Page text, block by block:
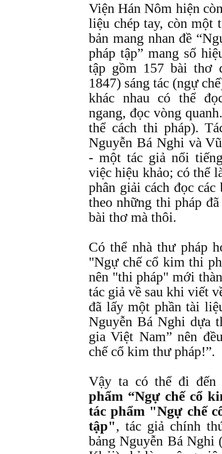
Viện Hán Nôm hiện
liệu chép tay, còn một
bản mang nhan đề
pháp tập” mang số
tập gồm 157 bài thơ
1847) sáng tác (ngự
khác nhau có thể
ngang, đọc vòng
thể cách thi pháp).
Nguyễn Bá Nghi và
- một tác giả nổi
việc hiệu khảo; có thể
phân giải cách đọc
theo những thi pháp
bài thơ mà thôi.
Có thể nhà thư pháp
"Ngự chế cổ kim thi
nên "thi pháp" mới
tác giả về sau khi viết
đã lấy một phần tài
Nguyễn Bá Nghi dựa
gia Việt Nam” nên
chế cổ kim thư pháp!”.
Vậy ta có thể đi đến
phẩm “Ngự chế cổ
tác phẩm "Ngự chế
tập", tác giả chính
bảng Nguyễn Bá Nghi